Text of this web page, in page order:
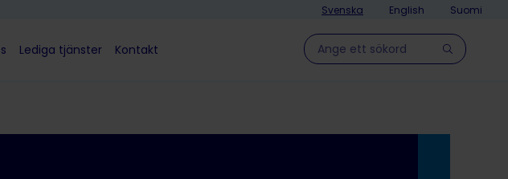
Svenska English Suomi
Lediga tjänster Kontakt Hae sivulla